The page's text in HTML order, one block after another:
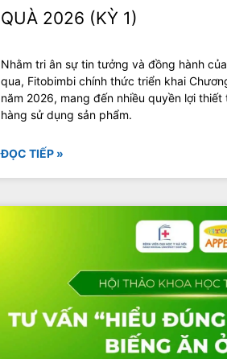
QUÀ 2026 (KỲ 1)
Nhằm tri ân sự tin tưởng và đồng hành
qua, Fitobimbi chính thức triển khai
năm 2026, mang đến nhiều quyền lợi
hàng sử dụng sản phẩm.
ĐỌC TIẾP »